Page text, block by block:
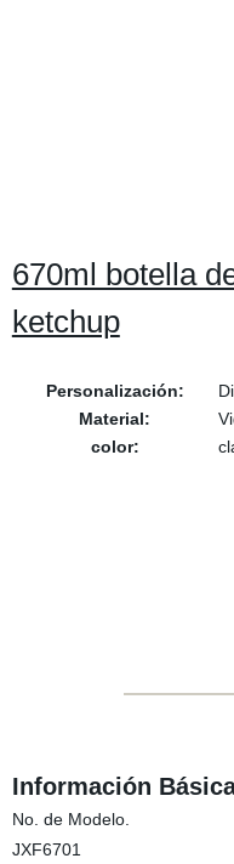
670ml botella
ketchup
Personalización:
Material:
color:
Información
No. de Modelo.
JXF6701